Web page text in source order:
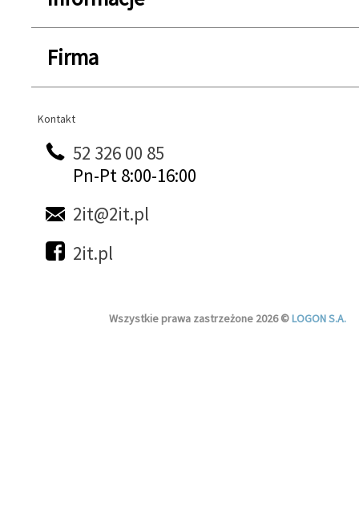
Firma
Kontakt
Kontakt
52 326 00 85
Pn-Pt 8:00-16:00
2it@2it.pl
2it.pl
Wszystkie prawa zastrzeżone 2026 ©LOGON S.A.